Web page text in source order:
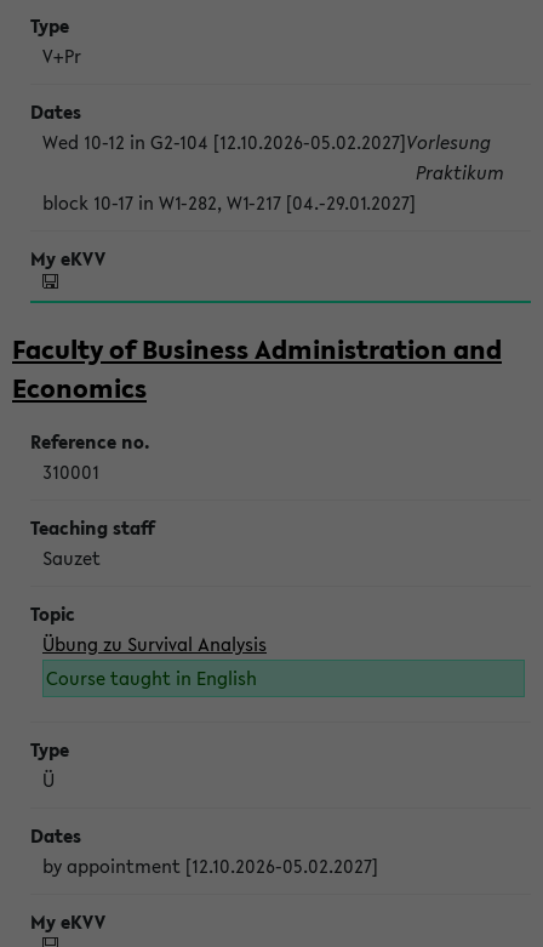
V+Pr
Wed 10-12 in G2-104 [12.10.2026-05.02.2027]Vorlesung
block 10-17 in W1-282, W1-217 [04.-29.01.2027]
Praktikum
Faculty of Business Administration and
Economics
310001
Sauzet
Übung zu Survival Analysis
Course taught in English
Ü
by appointment [12.10.2026-05.02.2027]